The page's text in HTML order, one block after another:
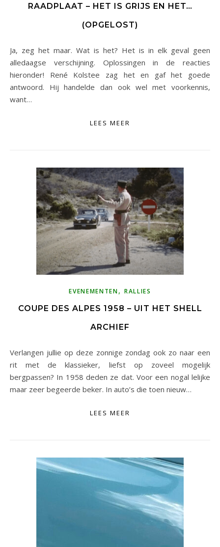
RAADPLAAT – HET IS GRIJS EN HET…
(OPGELOST)
Ja, zeg het maar. Wat is het? Het is in elk geval geen
alledaagse verschijning. Oplossingen in de reacties
hieronder! René Kolstee zag het en gaf het goede
antwoord. Hij handelde dan ook wel met voorkennis,
want…
LEES MEER
EVENEMENTEN, RALLIES
COUPE DES ALPES 1958 – UIT HET SHELL
ARCHIEF
Verlangen jullie op deze zonnige zondag ook zo naar een
rit met de klassieker, liefst op zoveel mogelijk
bergpassen? In 1958 deden ze dat. Voor een nogal lelijke
maar zeer begeerde beker. In auto’s die toen nieuw…
LEES MEER